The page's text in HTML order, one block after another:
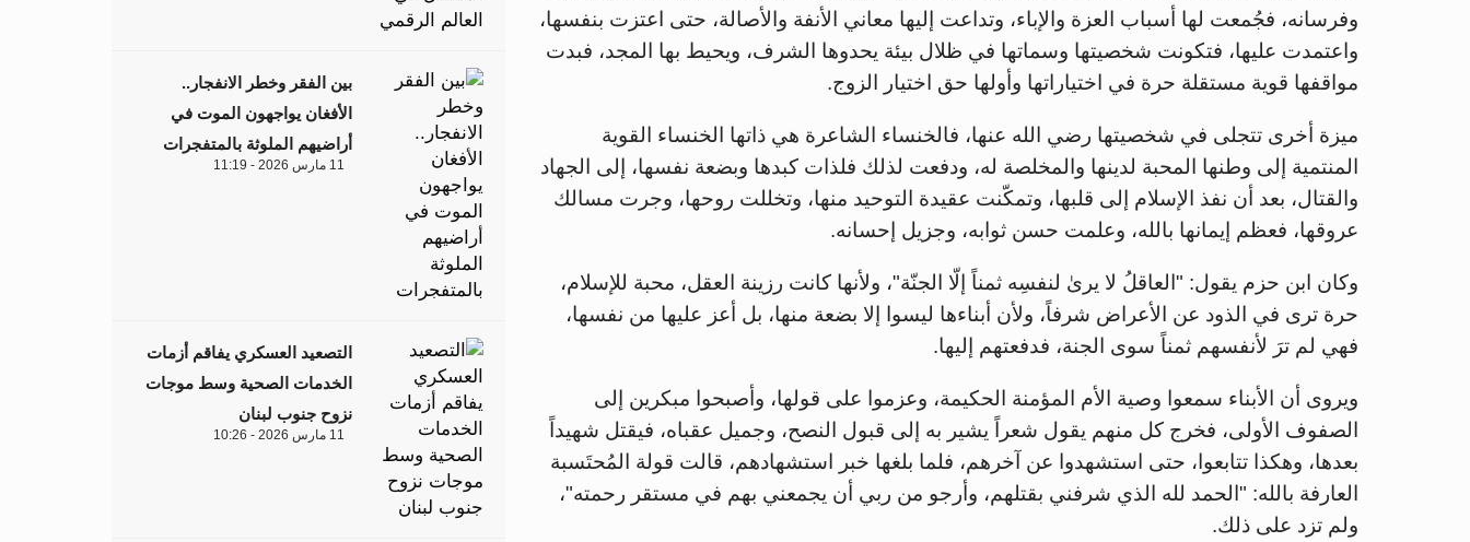
وفرسانه، فجُمعت لها أسباب العزة والإباء، وتداعت إليها معاني الأنفة والأصالة، حتى اعتزت بنفسها،
واعتمدت عليها، فتكونت شخصيتها وسماتها في ظلال بيئة يحدوها الشرف، ويحيط بها المجد، فبدت
مواقفها قوية مستقلة حرة في اختياراتها وأولها حق اختيار الزوج.
ميزة أخرى تتجلى في شخصيتها رضي الله عنها، فالخنساء الشاعرة هي ذاتها الخنساء القوية
المنتمية إلى وطنها المحبة لدينها والمخلصة له، ودفعت لذلك فلذات كبدها وبضعة نفسها، إلى الجهاد
والقتال، بعد أن نفذ الإسلام إلى قلبها، وتمكّنت عقيدة التوحيد منها، وتخللت روحها، وجرت مسالك
عروقها، فعظم إيمانها بالله، وعلمت حسن ثوابه، وجزيل إحسانه.
وكان ابن حزم يقول: "العاقلُ لا يرىٰ لنفسِه ثمناً إلّا الجنّة"، ولأنها كانت رزينة العقل، محبة للإسلام،
حرة ترى في الذود عن الأعراض شرفاً، ولأن أبناءها ليسوا إلا بضعة منها، بل أعز عليها من نفسها،
فهي لم ترَ لأنفسهم ثمناً سوى الجنة، فدفعتهم إليها.
ويروى أن الأبناء سمعوا وصية الأم المؤمنة الحكيمة، وعزموا على قولها، وأصبحوا مبكرين إلى
الصفوف الأولى، فخرج كل منهم يقول شعراً يشير به إلى قبول النصح، وجميل عقباه، فيقتل شهيداً
بعدها، وهكذا تتابعوا، حتى استشهدوا عن آخرهم، فلما بلغها خبر استشهادهم، قالت قولة المُحتَسبة
العارفة بالله: "الحمد لله الذي شرفني بقتلهم، وأرجو من ربي أن يجمعني بهم في مستقر رحمته"،
ولم تزد على ذلك.
بين الفقر وخطر الانفجار..
الأفغان يواجهون الموت في
أراضيهم الملوثة بالمتفجرات
11 مارس 2026 - 11:19
التصعيد العسكري يفاقم أزمات
الخدمات الصحية وسط موجات
نزوح جنوب لبنان
11 مارس 2026 - 10:26